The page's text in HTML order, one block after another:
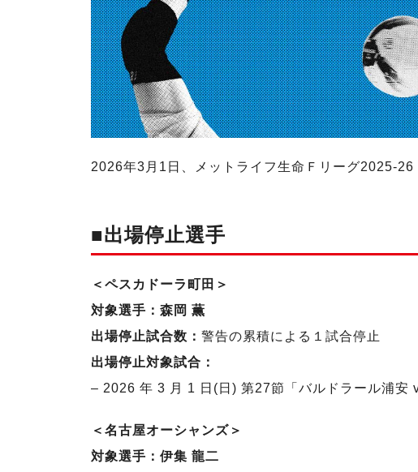
2026年3月1日、メットライフ生命Ｆリーグ2025-
■出場停止選手
＜ペスカドーラ町田＞
対象選手：森岡 薫
出場停止試合数： 警告の累積による１試合停止
出場停止対象試合：
– 2026 年 3 月 1 日(日) 第27節「バルドラール浦安
＜名古屋オーシャンズ＞
対象選手：伊集 龍二